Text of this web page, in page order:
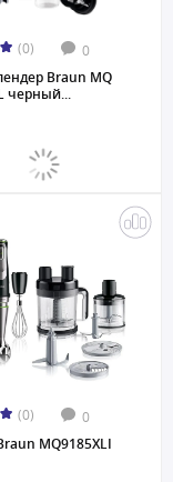
(0) 0
Braun MQ
черный...
(0) 0
MQ9185XLI